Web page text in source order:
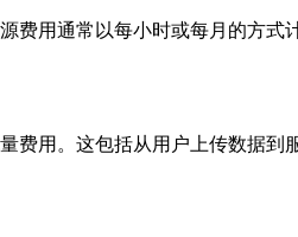
用通常以每小时或每月的方
用。这包括从用户上传数据